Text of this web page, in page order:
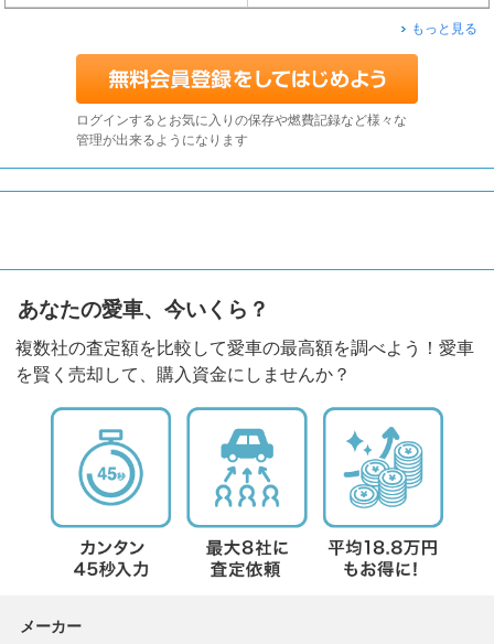
もっと見る
ログインするとお気に入りの保存や燃費記録など様々な
管理が出来るようになります
あなたの愛車、今いくら？
複数社の査定額を比較して愛車の最高額を調べよう！愛車
を賢く売却して、購入資金にしませんか？
メーカー